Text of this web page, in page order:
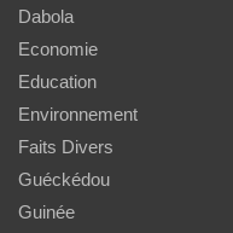
Dabola
Economie
Education
Environnement
Faits Divers
Guéckédou
Guinée